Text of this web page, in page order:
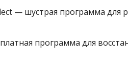
— шустрая программа для
программа для